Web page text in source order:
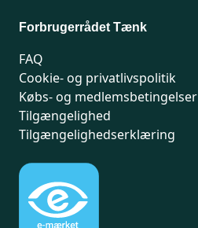
Forbrugerrådet Tænk
FAQ
Cookie- og privatlivspolitik
Købs- og medlemsbetingelser
Tilgængelighed
Tilgængelighedserklæring